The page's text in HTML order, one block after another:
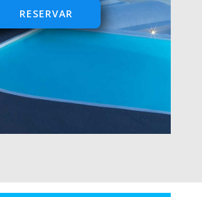
RESERVAR